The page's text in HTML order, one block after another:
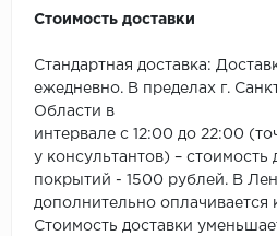
Стоимость доставки
Стандартная доставка:
ежедневно. В пределах г.
Области в
интервале с 12:00 до 22:00
у консультантов) – стоимость
покрытий - 1500 рублей. В
дополнительно оплачивается
Стоимость доставки